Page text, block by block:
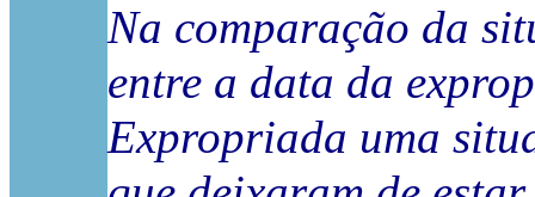
Na comparação da
entre a data da
Expropriada uma